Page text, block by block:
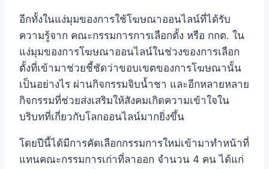
อีกทั้งในแง่มุมของการใช้โฆษณาออนไลน์ที่ได้รับ
ความรู้จาก คณะกรรมการการเลือกตั้ง หรือ กกต. ใน
แง่มุมของการโฆษณาออนไลน์ในช่วงของการเลือก
ตั้งที่เข้ามาช่วยชี้ชัดว่าขอบเขตของการโฆษณานั้น
เป็นอย่างไร ผ่านกิจกรรมจิบน้ำชา และอีกหลายหลาย
กิจกรรมที่ช่วยส่งเสริมให้สังคมเกิดความเข้าใจใน
บริบทที่เกี่ยวกับโลกออนไลน์มากยิ่งขึ้น
โดยปีนี้ได้มีการคัดเลือกกรรมการใหม่เข้ามาทำหน้าที่
แทนคณะกรรมการเก่าที่ลาออก จำนวน 4 คน ได้แก่